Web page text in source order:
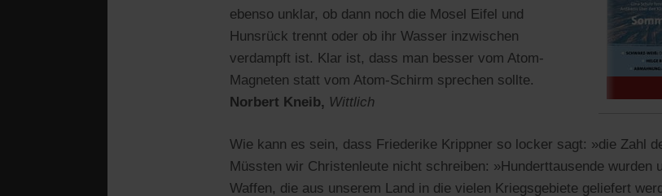
ebenso unklar, ob dann noch die Mosel Eifel und
Hunsrück trennt oder ob ihr Wasser inzwischen
verdampft ist. Klar ist, dass man besser vom Atom-
Magneten statt vom Atom-Schirm sprechen sollte.
Norbert Kneib, Wittlich
Wie kann es sein, dass Friederike Krippner so locker sagt: »die Zahl
Müssten wir Christenleute nicht schreiben: »Hunderttausende wurden
Waffen, die aus unserem Land in die vielen Kriegsgebiete geliefert